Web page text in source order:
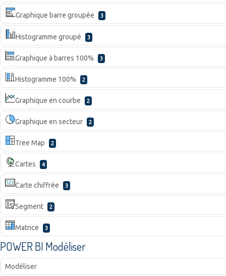
Graphique barre groupée 3
Histogramme groupé 3
Graphique à barres 100% 3
Histogramme 100% 2
Graphique en courbe 2
Graphique en secteur 2
Tree Map 2
Cartes 4
Carte chiffrée 3
Segment 2
Matrice 3
POWER BI Modéliser
Modéliser